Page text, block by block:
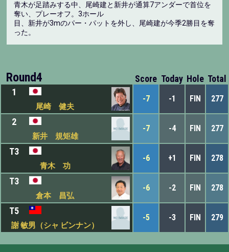
青木が足踏みする中、尾崎建と新井が通算7アンダーで首位を
奪い、プレーオフ。3ホール
目、新井が3mのパー・パットを外し、尾崎建が今季2勝目を奪
った。
Round4 Score Today Hole Total
1
尾崎 健夫
-7 -1 FIN 277
2
新井 規矩雄
-7 -4 FIN 277
T3
青木 功
-6 +1 FIN 278
T3
倉本 昌弘
-6 -2 FIN 278
T5
謝 敏男（シャ ビンナン）
-5 -3 FIN 279